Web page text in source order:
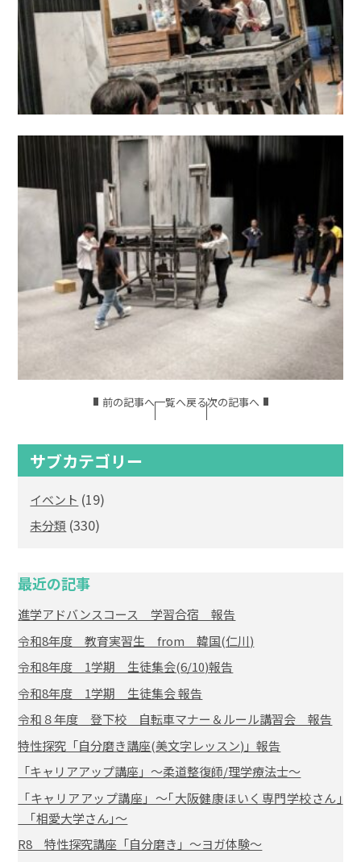
前の記事へ一覧へ戻る次の記事へ
サブカテゴリー
イベント (19)
未分類 (330)
最近の記事
進学アドバンスコース 学習合宿 報告
令和8年度 教育実習生 from 韓国(仁川)
令和8年度 1学期 生徒集会(6/10)報告
令和8年度 1学期 生徒集会 報告
令和８年度 登下校 自転車マナー＆ルール講習会 報告
特性探究「自分磨き講座(美文字レッスン)」報告
「キャリアアップ講座」～柔道整復師/理学療法士～
「キャリアアップ講座」～｢大阪健康ほいく専門学校さん｣
｢相愛大学さん｣～
R8 特性探究講座「自分磨き」～ヨガ体験～